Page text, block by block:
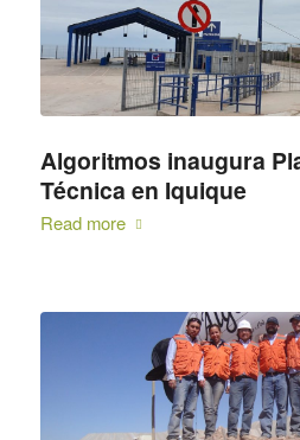
Algoritmos inaugura
Técnica en Iquique
Read more